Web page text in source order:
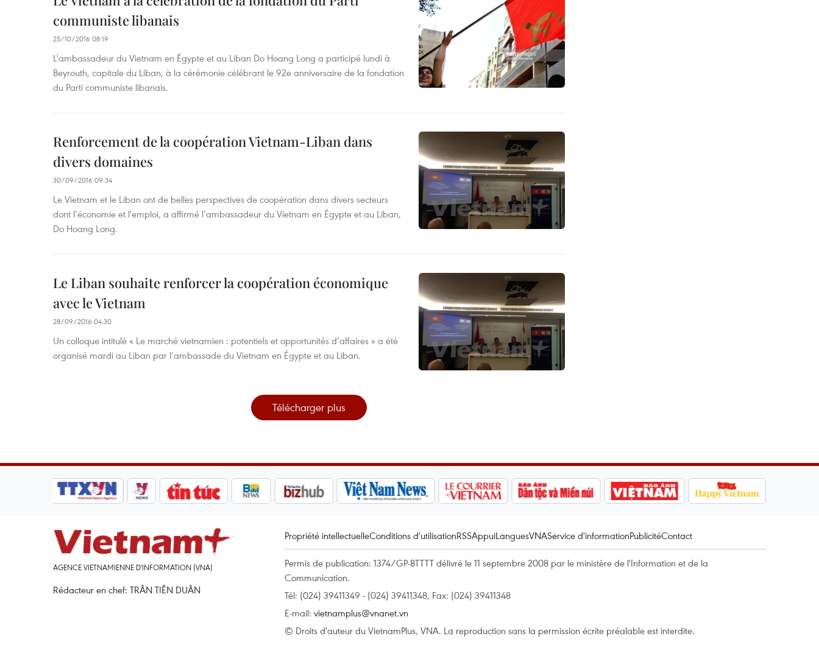
communiste libanais
25/10/2016 08:19
L'ambassadeur du Vietnam en Égypte et au Liban Do Hoang Long a participé lundi à
Beyrouth, capitale du Liban, à la cérémonie célébrant le 92e anniversaire de la fondation
du Parti communiste libanais.
Renforcement de la coopération Vietnam-Liban dans
divers domaines
30/09/2016 09:34
Le Vietnam et le Liban ont de belles perspectives de coopération dans divers secteurs
dont l’économie et l'emploi, a affirmé l’ambassadeur du Vietnam en Égypte et au Liban,
Do Hoang Long.
Le Liban souhaite renforcer la coopération économique
avec le Vietnam
28/09/2016 04:30
Un colloque intitulé « Le marché vietnamien : potentiels et opportunités d’affaires » a été
organisé mardi au Liban par l’ambassade du Vietnam en Égypte et au Liban.
Télécharger plus
AGENCE VIETNAMIENNE D'INFORMATION (VNA)
Rédacteur en chef: TRÂN TIÊN DUÂN
Propriété intellectuelleConditions d'utilisationRSSAppuiLanguesVNAService d'informationPublicitéContact
Permis de publication: 1374/GP-BTTTT délivré le 11 septembre 2008 par le ministère de l'Information et de la
Communication.
Tél: (024) 39411349 - (024) 39411348, Fax: (024) 39411348
E-mail: vietnamplus@vnanet.vn
© Droits d'auteur du VietnamPlus, VNA. La reproduction sans la permission écrite préalable est interdite.